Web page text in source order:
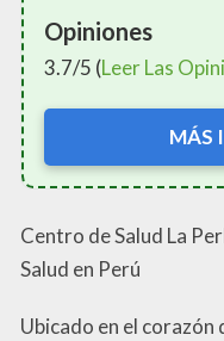
Opiniones
3.7/5 (Leer Las
MÁS
Centro de Salud La
Salud en Perú
Ubicado en el corazón